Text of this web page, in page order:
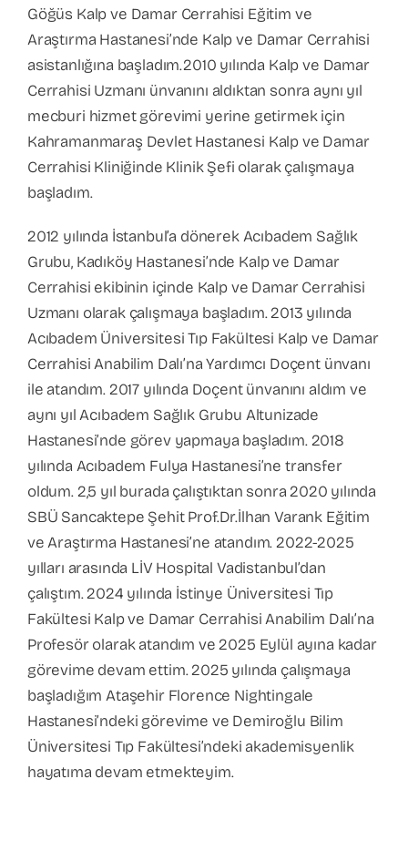
Göğüs Kalp ve Damar Cerrahisi Eğitim ve
Araştırma Hastanesi’nde Kalp ve Damar Cerrahisi
asistanlığına başladım.2010 yılında Kalp ve Damar
Cerrahisi Uzmanı ünvanını aldıktan sonra aynı yıl
mecburi hizmet görevimi yerine getirmek için
Kahramanmaraş Devlet Hastanesi Kalp ve Damar
Cerrahisi Kliniğinde Klinik Şefi olarak çalışmaya
başladım.
2012 yılında İstanbul’a dönerek Acıbadem Sağlık
Grubu, Kadıköy Hastanesi’nde Kalp ve Damar
Cerrahisi ekibinin içinde Kalp ve Damar Cerrahisi
Uzmanı olarak çalışmaya başladım. 2013 yılında
Acıbadem Üniversitesi Tıp Fakültesi Kalp ve Damar
Cerrahisi Anabilim Dalı’na Yardımcı Doçent ünvanı
ile atandım. 2017 yılında Doçent ünvanını aldım ve
aynı yıl Acıbadem Sağlık Grubu Altunizade
Hastanesi’nde görev yapmaya başladım. 2018
yılında Acıbadem Fulya Hastanesi’ne transfer
oldum. 2,5 yıl burada çalıştıktan sonra 2020 yılında
SBÜ Sancaktepe Şehit Prof.Dr.İlhan Varank Eğitim
ve Araştırma Hastanesi’ne atandım. 2022-2025
yılları arasında LİV Hospital Vadistanbul’dan
çalıştım. 2024 yılında İstinye Üniversitesi Tıp
Fakültesi Kalp ve Damar Cerrahisi Anabilim Dalı’na
Profesör olarak atandım ve 2025 Eylül ayına kadar
görevime devam ettim. 2025 yılında çalışmaya
başladığım Ataşehir Florence Nightingale
Hastanesi’ndeki görevime ve Demiroğlu Bilim
Üniversitesi Tıp Fakültesi’ndeki akademisyenlik
hayatıma devam etmekteyim.